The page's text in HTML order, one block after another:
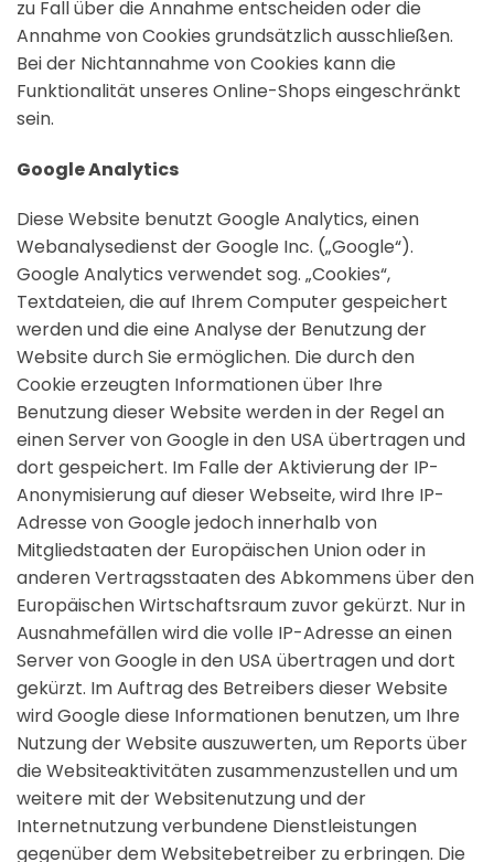
zu Fall über die Annahme entscheiden oder die
Annahme von Cookies grundsätzlich ausschließen.
Bei der Nichtannahme von Cookies kann die
Funktionalität unseres Online-Shops eingeschränkt
sein.
Google Analytics
Diese Website benutzt Google Analytics, einen
Webanalysedienst der Google Inc. („Google“).
Google Analytics verwendet sog. „Cookies“,
Textdateien, die auf Ihrem Computer gespeichert
werden und die eine Analyse der Benutzung der
Website durch Sie ermöglichen. Die durch den
Cookie erzeugten Informationen über Ihre
Benutzung dieser Website werden in der Regel an
einen Server von Google in den USA übertragen und
dort gespeichert. Im Falle der Aktivierung der IP-
Anonymisierung auf dieser Webseite, wird Ihre IP-
Adresse von Google jedoch innerhalb von
Mitgliedstaaten der Europäischen Union oder in
anderen Vertragsstaaten des Abkommens über den
Europäischen Wirtschaftsraum zuvor gekürzt. Nur in
Ausnahmefällen wird die volle IP-Adresse an einen
Server von Google in den USA übertragen und dort
gekürzt. Im Auftrag des Betreibers dieser Website
wird Google diese Informationen benutzen, um Ihre
Nutzung der Website auszuwerten, um Reports über
die Websiteaktivitäten zusammenzustellen und um
weitere mit der Websitenutzung und der
Internetnutzung verbundene Dienstleistungen
gegenüber dem Websitebetreiber zu erbringen. Die